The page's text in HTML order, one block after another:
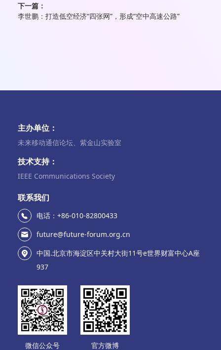
下一篇：
李世鹏：打造低空经济“四张网”，形成“空中高速公路”
主办单位：
未来移动通信论坛、紫金山实验室
技术支持：
IEEE Communications Society
联系我们
电话：+86-010-82800433
future@future-forum.org.cn
中国.北京市海淀区中关村大街11号e世界财富中心A座
937
微信公众号 官方微博